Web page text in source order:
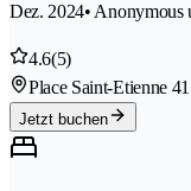
Dez. 2024• Anonymous
4.6(5)
Place Saint-Etienne 4
Jetzt buchen